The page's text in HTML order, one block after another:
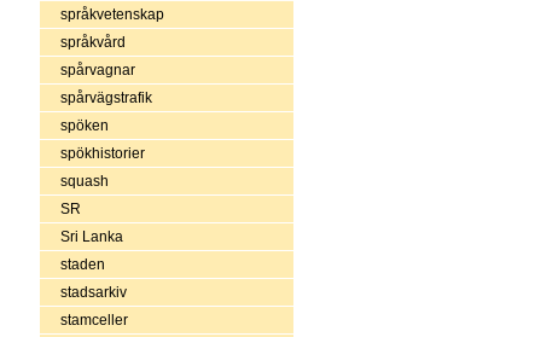
språkvetenskap
språkvård
spårvagnar
spårvägstrafik
spöken
spökhistorier
squash
SR
Sri Lanka
staden
stadsarkiv
stamceller